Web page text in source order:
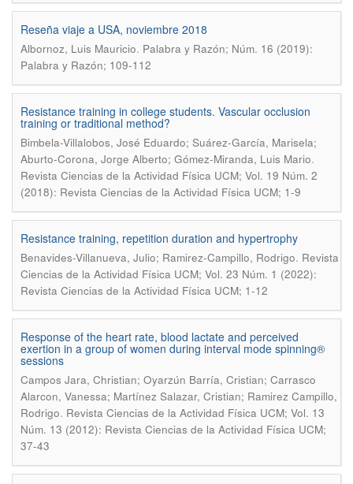
Reseña viaje a USA, noviembre 2018
Albornoz, Luis Mauricio. Palabra y Razón; Núm. 16 (2019):
Palabra y Razón; 109-112
Resistance training in college students. Vascular occlusion
training or traditional method?
Bimbela-Villalobos, José Eduardo; Suárez-García, Marisela;
Aburto-Corona, Jorge Alberto; Gómez-Miranda, Luis Mario.
Revista Ciencias de la Actividad Física UCM; Vol. 19 Núm. 2
(2018): Revista Ciencias de la Actividad Física UCM; 1-9
Resistance training, repetition duration and hypertrophy
Benavides-Villanueva, Julio; Ramirez-Campillo, Rodrigo. Revista
Ciencias de la Actividad Física UCM; Vol. 23 Núm. 1 (2022):
Revista Ciencias de la Actividad Física UCM; 1-12
Response of the heart rate, blood lactate and perceived
exertion in a group of women during interval mode spinning®
sessions
Campos Jara, Christian; Oyarzún Barría, Cristian; Carrasco
Alarcon, Vanessa; Martínez Salazar, Cristian; Ramirez Campillo,
Rodrigo. Revista Ciencias de la Actividad Física UCM; Vol. 13
Núm. 13 (2012): Revista Ciencias de la Actividad Física UCM;
37-43